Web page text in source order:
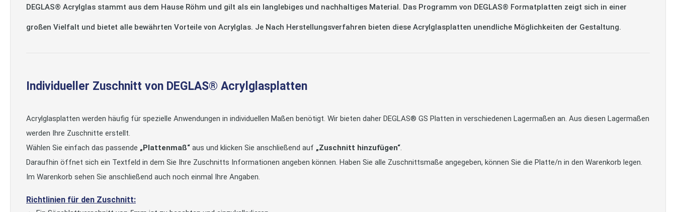
DEGLAS® Acrylglas stammt aus dem Hause Röhm und gilt als ein langlebiges und nachhaltiges Material. Das Programm von DEGLAS® Formatplatten zeigt sich in einer
großen Vielfalt und bietet alle bewährten Vorteile von Acrylglas. Je Nach Herstellungsverfahren bieten diese Acrylglasplatten unendliche Möglichkeiten der Gestaltung.
Individueller Zuschnitt von DEGLAS® Acrylglasplatten
Acrylglasplatten werden häufig für spezielle Anwendungen in individuellen Maßen benötigt. Wir bieten daher DEGLAS® GS Platten in verschiedenen Lagermaßen an. Aus diesen Lagermaßen
werden Ihre Zuschnitte erstellt.
Wählen Sie einfach das passende „Plattenmaß“ aus und klicken Sie anschließend auf „Zuschnitt hinzufügen“
Daraufhin öffnet sich ein Textfeld in dem Sie Ihre Zuschnitts Informationen angeben können. Haben Sie alle Zuschnittsmaße angegeben, können Sie die Platte/n in den Warenkorb legen.
Im Warenkorb sehen Sie anschließend auch noch einmal Ihre Angaben.
Richtlinien für den Zuschnitt: